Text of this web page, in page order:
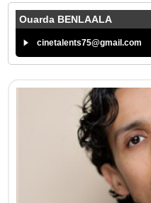
Ouarda BENLAALA
cinetalents75@gmail.com